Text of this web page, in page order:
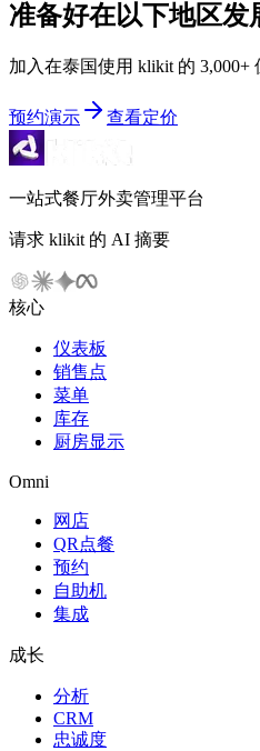
准备好在以下地区发
加入在泰国使用 klikit 的 3,000+
预约演示 查看定价
一站式餐厅外卖管理平台
请求 klikit 的 AI 摘要
核心
仪表板
销售点
菜单
库存
厨房显示
Omni
网店
QR点餐
预约
自助机
集成
成长
分析
CRM
忠诚度